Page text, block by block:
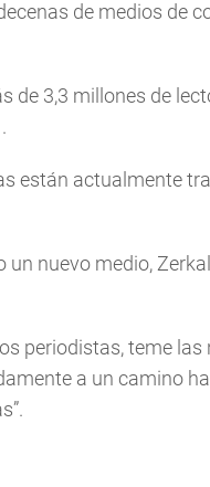
de medios de
de 3,3 millones de
están actualmente
nuevo medio,
periodistas, teme las
a un camino